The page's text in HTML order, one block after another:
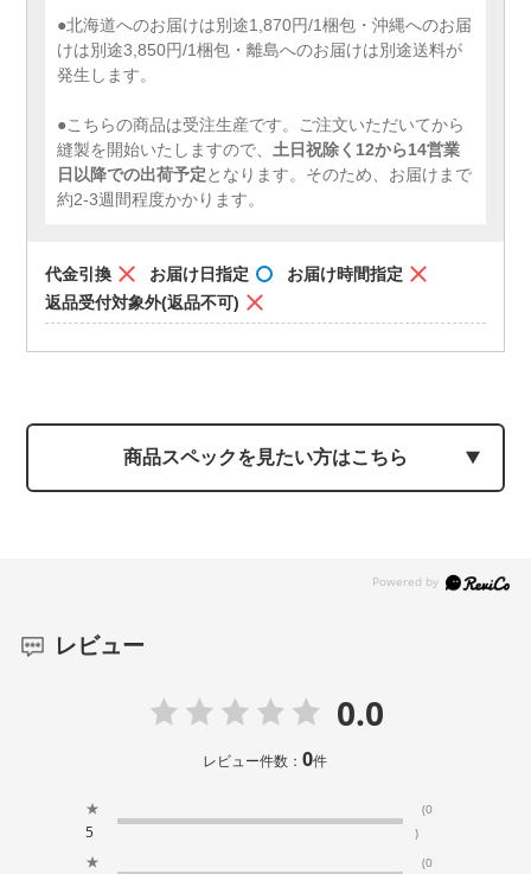
●北海道へのお届けは別途1,870円/1梱包・沖縄へのお届
けは別途3,850円/1梱包・離島へのお届けは別途送料が
発生します。
●こちらの商品は受注生産です。ご注文いただいてから
縫製を開始いたしますので、土日祝除く12から14営業
日以降での出荷予定となります。そのため、お届けまで
約2-3週間程度かかります。
代金引換 お届け日指定
お届け時間指定
返品受付対象外(返品不可)
商品スペックを見たい方はこちら
レビュー
0.0
レビュー件数：0件
★
5
(0
)
★
(0